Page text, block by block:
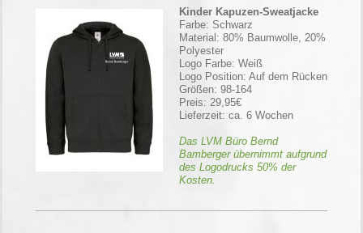
Kinder Kapuzen-Sweatjacke
Farbe: Schwarz
Material: 80% Baumwolle, 20%
Polyester
Logo Farbe: Weiß
Logo Position: Auf dem Rücken
Größen: 98-164
Preis: 29,95€
Lieferzeit: ca. 6 Wochen
Das LVM Büro Bernd
Bamberger übernimmt aufgrund
des Logodrucks 50% der
Kosten.